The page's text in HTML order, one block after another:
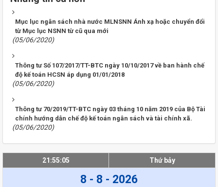
Mục lục ngân sách nhà nước MLNSNN Ánh xạ hoặc chuyển đổi
từ Mục lục NSNN từ cũ qua mới
(05/06/2020)
Thông tư Số 107/2017/TT-BTC ngày 10/10/2017 về ban hành chế
độ kế toán HCSN áp dụng 01/01/2018
(05/06/2020)
Thông tư 70/2019/TT-BTC ngày 03 tháng 10 năm 2019 của Bộ Tài
chính hướng dẫn chế độ kế toán ngân sách và tài chính xã.
(05/06/2020)
21:55:05 Thứ bảy
8 - 8 - 2026